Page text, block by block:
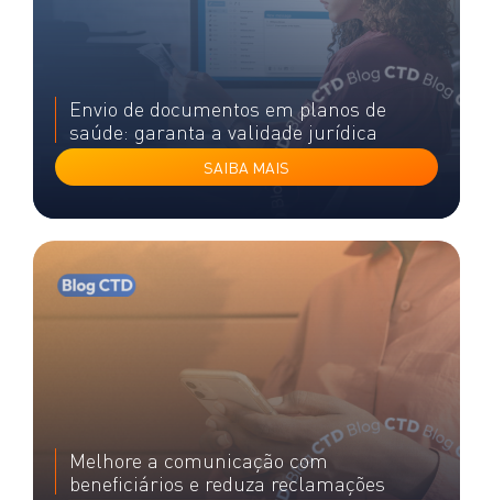
SAIBA MAIS
Envio de documentos em planos de
saúde: garanta a validade jurídica
Melhore a comunicação com
beneficiários e reduza reclamações